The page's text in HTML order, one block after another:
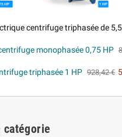
centrifuge triphasée de
monophasée 0,75 HP
triphasée 1 HP 928,42 €
catégorie